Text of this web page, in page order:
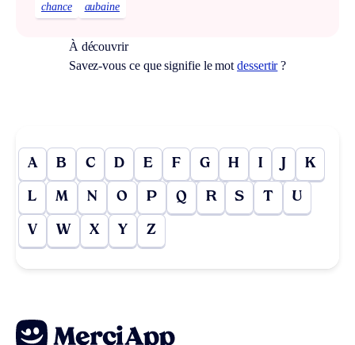
chance aubaine
À découvrir
Savez-vous ce que signifie le motdessertir?
A B C D E F G H I J K
L M N O P Q R S T U
V W X Y Z